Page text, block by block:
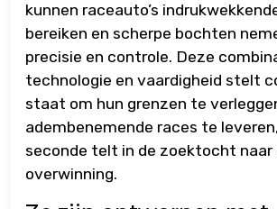
kunnen raceauto’s
bereiken en scherpe bochten
precisie en controle. Deze
technologie en vaardigheid stelt
staat om hun grenzen te
adembenemende races te
seconde telt in de zoektocht naar
overwinning.